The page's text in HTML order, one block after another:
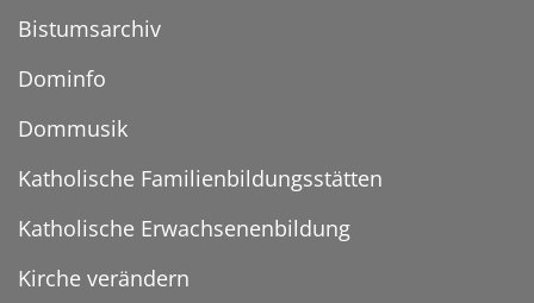
Bistumsarchiv
Dominfo
Dommusik
Katholische Familienbildungsstätten
Katholische Erwachsenenbildung
Kirche verändern